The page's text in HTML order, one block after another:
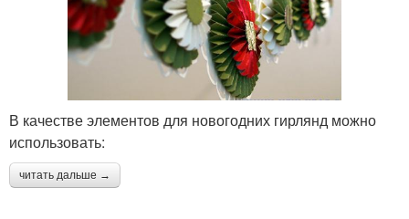
В качестве элементов для новогодних гирлянд можно
использовать:
читать дальше →